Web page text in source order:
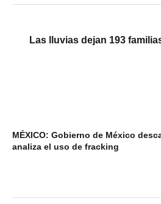
Las lluvias dejan 193
MÉXICO: Gobierno de México
analiza el uso de fracking